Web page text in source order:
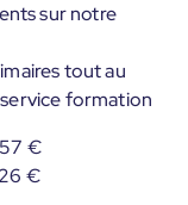
sur notre
tout au
formation
€
€